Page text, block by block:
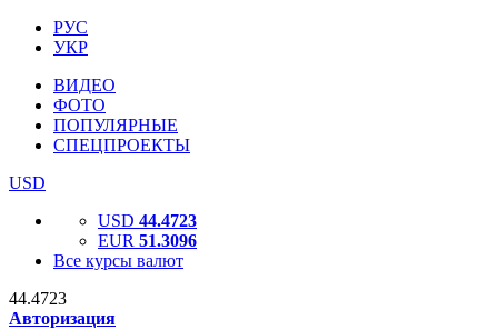
РУС
УКР
ВИДЕО
ФОТО
ПОПУЛЯРНЫЕ
СПЕЦПРОЕКТЫ
USD
USD 44.4723
EUR 51.3096
Все курсы валют
44.4723
Авторизация